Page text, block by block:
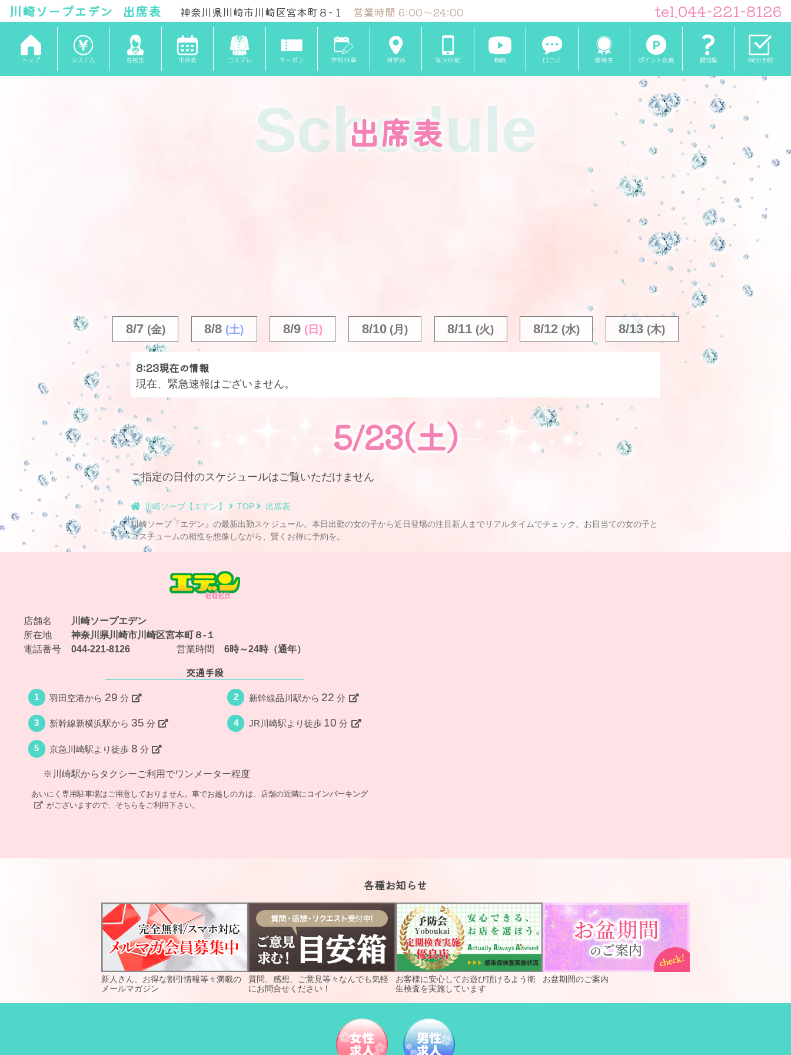
川崎ソープエデン 出席表 神奈川県川崎市川崎区宮本町８-１ 営業時間 6:00～24:00 tel. 044-221-8126
出席表
Schedule
8/7 (金) 8/8 (土) 8/9 (日) 8/10 (月) 8/11 (火) 8/12 (水) 8/13 (木)
8:23現在の情報
現在、緊急速報はございません。
5/23(土)
ご指定の日付のスケジュールはご覧いただけません
川崎ソープ【エデン】 TOP
出席表
川崎ソープ『エデン』の最新出勤スケジュール。本日出勤の女の子から近日登場の注目新人までリアルタイムでチェック。お目当ての女の子と
コスチュームの相性を想像しながら、賢くお得に予約を。
店舗名
川崎ソープエデン
所在地
神奈川県川崎市川崎区宮本町８-１
電話番号
044-221-8126 営業時間 6時～24時（通年）
交通手段
1 羽田空港から 29 分 2 新幹線品川駅から 22 分
3 新幹線新横浜駅から 35 分 4 JR川崎駅より徒歩 10 分
5 京急川崎駅より徒歩 8 分
※川崎駅からタクシーご利用でワンメーター程度
あいにく専用駐車場はご用意しておりません。車でお越しの方は、店舗の近隣に コインパーキング
がございますので、そちらをご利用下さい。
各種お知らせ
新人さん、お得な割引情報等々満載の
メールマガジン
質問、感想、ご意見等々なんでも気軽
にお問合せください！
お客様に安心してお遊び頂けるよう衛
生検査を実施しています
お盆期間のご案内